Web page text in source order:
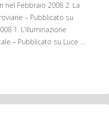
nel Febbraio 2008 2. La
– Pubblicato su
1. L’illuminazione
– Pubblicato su Luce …